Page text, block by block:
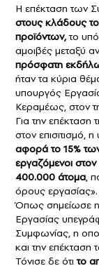
Η επέκταση των
στους κλάδους
προϊόντων,το υπό
αμοιβές μεταξύ
πρόσφατη
ήταν τα κύρια
υπουργός
Κεραμέως, στον
Για την επέκταση
στον επισιτισμό,
αφορά το 15%
εργαζόμενοι
400.000 άτομα,
όρους εργασίας».
Όπως σημείωσε
Εργασίας
Συμφωνίας, η
και την
Τόνισε δε ότιτο